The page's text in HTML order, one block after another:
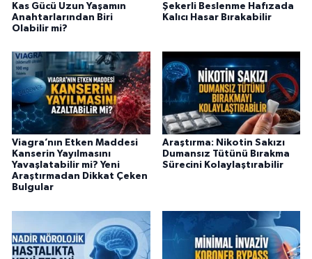
Kas Gücü Uzun Yaşamın
Anahtarlarından Biri
Olabilir mi?
Şekerli Beslenme Hafızada
Kalıcı Hasar Bırakabilir
Viagra’nın Etken Maddesi
Kanserin Yayılmasını
Yavaşlatabilir mi? Yeni
Araştırmadan Dikkat Çeken
Bulgular
Araştırma: Nikotin Sakızı
Dumansız Tütünü Bırakma
Sürecini Kolaylaştırabilir